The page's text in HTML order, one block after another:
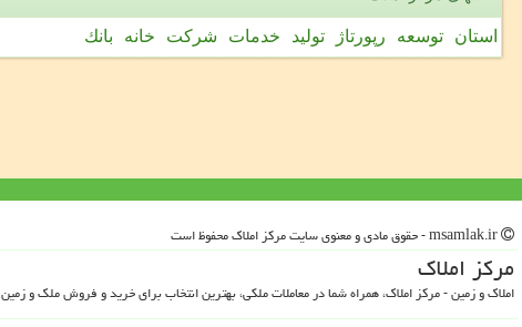
استان توسعه رپورتاژ تولید خدمات شركت خانه بانك
مركز املاك
املاک و زمین - مرکز املاک، همراه شما در معاملات ملکی، بهترین انتخاب برای خرید و فروش ملک و زمین